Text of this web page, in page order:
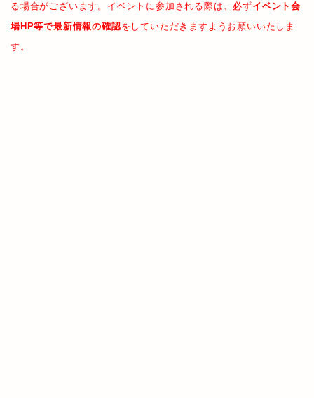
る場合がございます。イベントに参加される際は、必ずイベント会
場HP等で最新情報の確認をしていただきますようお願いいたしま
す。